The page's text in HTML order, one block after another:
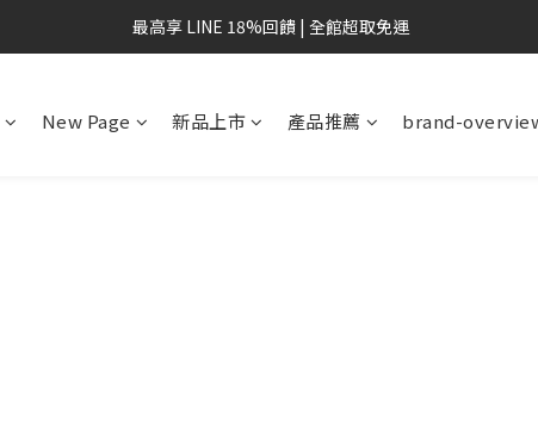
最高享 LINE 18%回饋 | 全館超取免運
New Page 新品上市 產品推薦 brand-